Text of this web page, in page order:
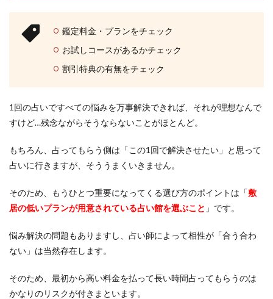
鑑定料金・プランをチェック
お試しコースがあるかチェック
割引特典の有無をチェック
1回の占いですべての悩みを万事解決できれば、それが理想なんで
すけど…残念ながらそうならないことがほとんど。
もちろん、占ってもらう側は「この1回で解決させたい」と思って
占いに行きますが、そううまくいきません。
そのため、もうひとつ重要になってくる選び方のポイントは「敷
居の低いプランが用意されている占い館を選ぶこと 」です。
悩み解決の問題もありますし、占い師によって相性が「合う合わ
ない」は当然存在します。
そのため、最初から高い料金を払って長い時間占ってもらうのは
かなりのリスクが付きまといます。